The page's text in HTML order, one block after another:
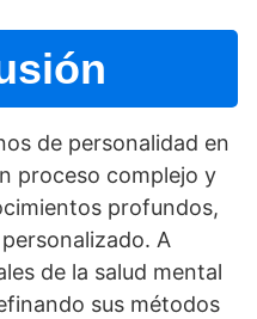
de personalidad en
proceso complejo y
profundos,
A
de la salud mental
sus métodos